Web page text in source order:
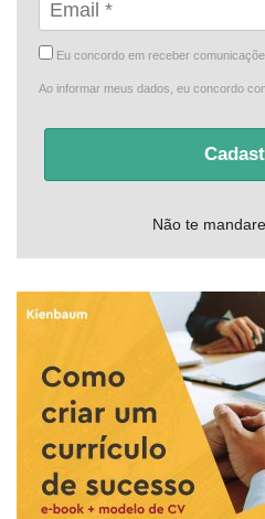
Eu concordo em receber
Ao informar meus dados, eu concordo
Não te